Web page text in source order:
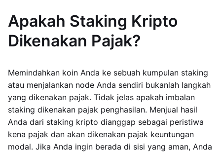
Apakah Staking Kripto
Dikenakan Pajak?
Memindahkan koin Anda ke sebuah kumpulan staking
atau menjalankan node Anda sendiri bukanlah langkah
yang dikenakan pajak. Tidak jelas apakah imbalan
staking dikenakan pajak penghasilan. Menjual hasil
Anda dari staking kripto dianggap sebagai peristiwa
kena pajak dan akan dikenakan pajak keuntungan
modal. Jika Anda ingin berada di sisi yang aman, Anda